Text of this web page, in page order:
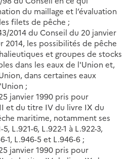
du maillage et l’évaluation
filets de pêche ;
2014 du Conseil du 20 janvier
2014, les possibilités de pêche
et groupes de stocks
dans les eaux de l'Union et,
dans certaines eaux
;
janvier 1990 pris pour
et du titre IV du livre IX du
maritime, notamment ses
L.921-6, L.922-1 à L.922-3,
1, L.946-5 et L.946-6 ;
janvier 1990 pris pour